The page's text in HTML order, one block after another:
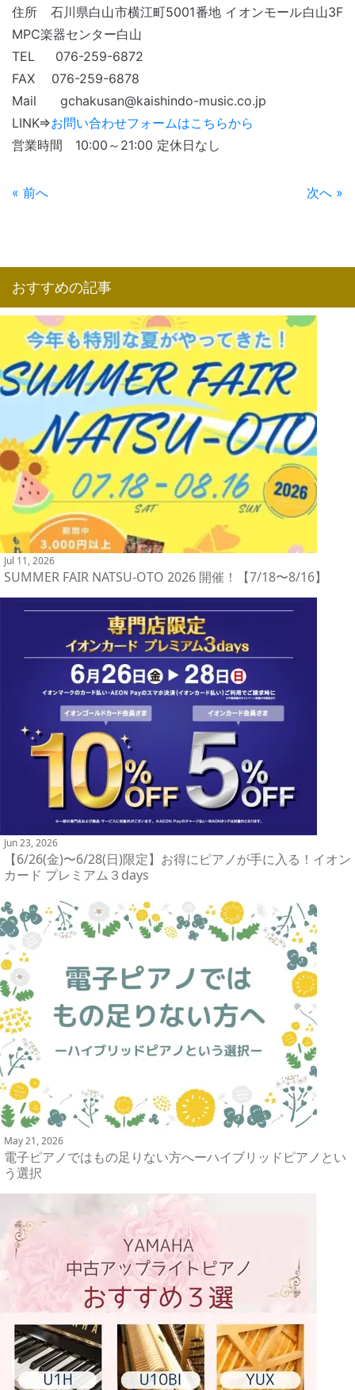
住所 石川県白山市横江町5001番地 イオンモール白山3F
MPC楽器センター白山
TEL 076-259-6872
FAX 076-259-6878
Mail gchakusan@kaishindo-music.co.jp
LINK⇒お問い合わせフォームはこちらから
営業時間 10:00～21:00 定休日なし
« 前へ 次へ »
おすすめの記事
Jul 11, 2026
SUMMER FAIR NATSU-OTO 2026 開催！【7/18〜8/16】
Jun 23, 2026
【6/26(金)〜6/28(日)限定】お得にピアノが手に入る！イオン
カード プレミアム３days
May 21, 2026
電子ピアノではもの足りない方へーハイブリッドピアノとい
う選択